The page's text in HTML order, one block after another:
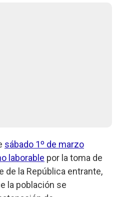
sábado 1º de marzo
laborable por la toma de
de la República entrante,
la población se